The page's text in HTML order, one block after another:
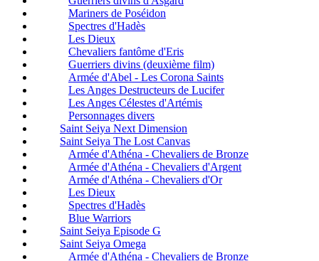
Mariners de Poséidon
Spectres d'Hadès
Les Dieux
Chevaliers fantôme d'Eris
Guerriers divins (deuxième film)
Armée d'Abel - Les Corona Saints
Les Anges Destructeurs de Lucifer
Les Anges Célestes d'Artémis
Personnages divers
Saint Seiya Next Dimension
Saint Seiya The Lost Canvas
Armée d'Athéna - Chevaliers de Bronze
Armée d'Athéna - Chevaliers d'Argent
Armée d'Athéna - Chevaliers d'Or
Les Dieux
Spectres d'Hadès
Blue Warriors
Saint Seiya Episode G
Saint Seiya Omega
Armée d'Athéna - Chevaliers de Bronze